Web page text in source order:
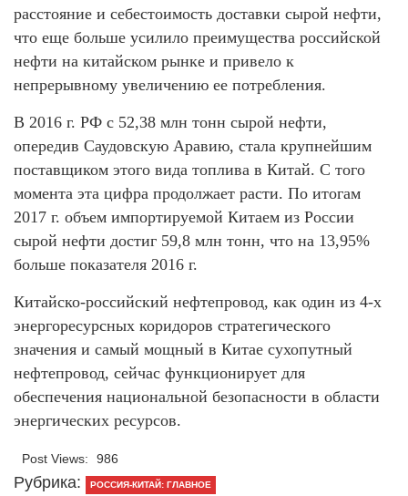
расстояние и себестоимость доставки сырой нефти,
что еще больше усилило преимущества российской
нефти на китайском рынке и привело к
непрерывному увеличению ее потребления.
В 2016 г. РФ с 52,38 млн тонн сырой нефти,
опередив Саудовскую Аравию, стала крупнейшим
поставщиком этого вида топлива в Китай. С того
момента эта цифра продолжает расти. По итогам
2017 г. объем импортируемой Китаем из России
сырой нефти достиг 59,8 млн тонн, что на 13,95%
больше показателя 2016 г.
Китайско-российский нефтепровод, как один из 4-х
энергоресурсных коридоров стратегического
значения и самый мощный в Китае сухопутный
нефтепровод, сейчас функционирует для
обеспечения национальной безопасности в области
энергических ресурсов.
Post Views: 986
Рубрика: РОССИЯ-КИТАЙ: ГЛАВНОЕ